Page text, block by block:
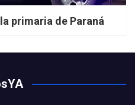
primaria de Paraná